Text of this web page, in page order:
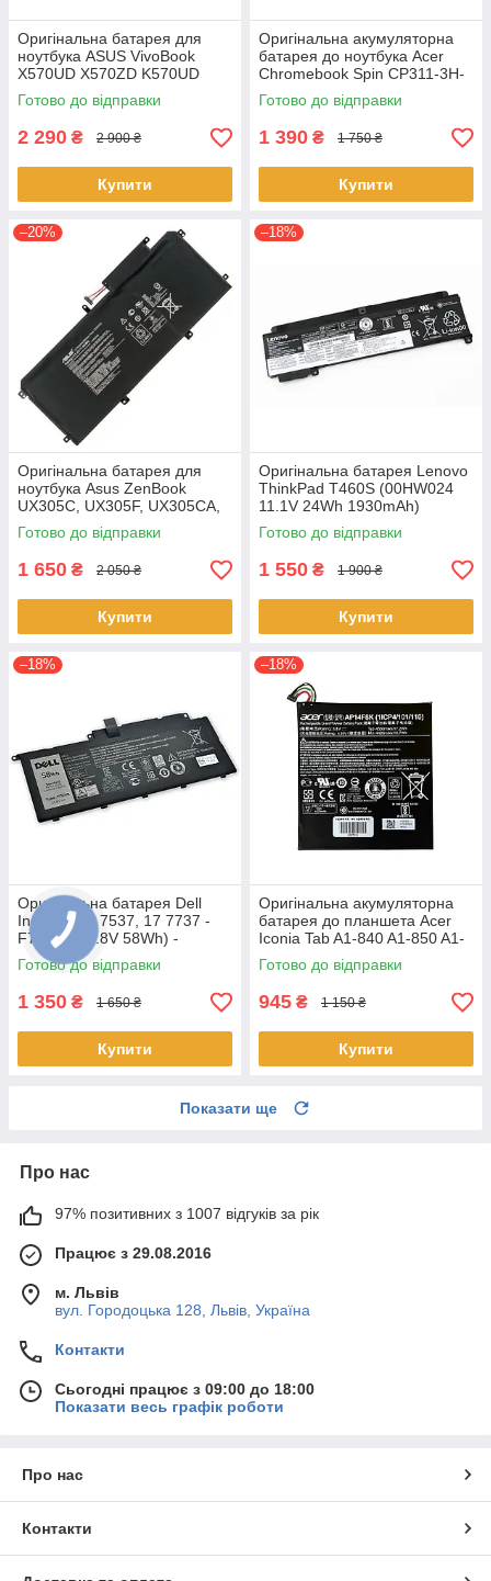
Оригінальна батарея для
ноутбука ASUS VivoBook
X570UD X570ZD K570UD
K570ZD R570UD R570ZD
F570UD - B31N1723
Готово до відправки
2 290 ₴ 2 900 ₴
Купити
Оригінальна акумуляторна
батарея до ноутбука Acer
Chromebook Spin CP311-3H-
K2RJ CP311-2H-C679 CP513-
1HL CP513-1H - AP16L8J
Готово до відправки
1 390 ₴ 1 750 ₴
Купити
–20%
Оригінальна батарея для
ноутбука Asus ZenBook
UX305C, UX305F, UX305CA,
UX305FA - C31N1411 (+11.4 V
45Wh) АКБ
Готово до відправки
1 650 ₴ 2 050 ₴
Купити
–18%
Оригінальна батарея Lenovo
ThinkPad T460S (00HW024
11.1V 24Wh 1930mAh)
Акумулятор, АКБ для
ноутбука
Готово до відправки
1 550 ₴ 1 900 ₴
Купити
–18%
Оригінальна батарея Dell
Inspiron 15 7537, 17 7737 -
F7HVR (14.8V 58Wh) -
Акумулятор, АКБ
Готово до відправки
1 350 ₴ 1 650 ₴
Купити
–18%
Оригінальна акумуляторна
батарея до планшета Acer
Iconia Tab A1-840 A1-850 A1-
860 One 8 B1-810 B1-820 B1-
830 - AP14F8K
Готово до відправки
945 ₴ 1 150 ₴
Купити
Показати ще
Про нас
97% позитивних з 1007 відгуків за рік
Працює з 29.08.2016
м. Львів
вул. Городоцька 128, Львів, Україна
Контакти
Сьогодні працює з 09:00 до 18:00
Показати весь графік роботи
Про нас
Контакти